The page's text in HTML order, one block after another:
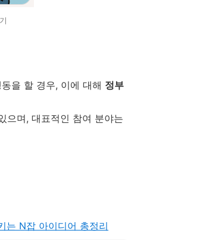
을 할 경우, 이에 대해 정부
으며, 대표적인 참여 분야는
는 N잡 아이디어 총정리